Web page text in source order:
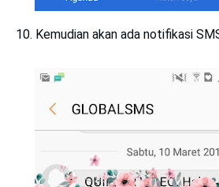
10. Kemudian akan ada notifikasi